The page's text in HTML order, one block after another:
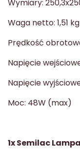
Wymiary:
Waga netto: 1,51 kg
Prędkość
Napięcie
Napięcie
Moc: 48W (max)
1x Semilac